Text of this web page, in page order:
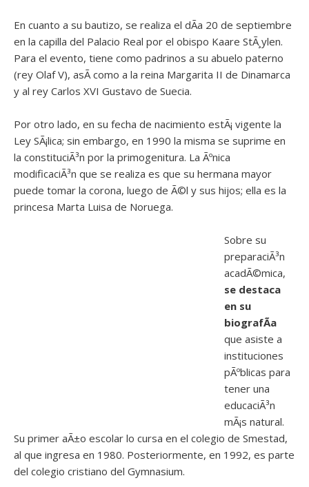
En cuanto a su bautizo, se realiza el dÃ­a 20 de septiembre
en la capilla del Palacio Real por el obispo Kaare StÃ¸ylen.
Para el evento, tiene como padrinos a su abuelo paterno
(rey Olaf V), asÃ­ como a la reina Margarita II de Dinamarca
y al rey Carlos XVI Gustavo de Suecia.
Por otro lado, en su fecha de nacimiento estÃ¡ vigente la
Ley SÃ¡lica; sin embargo, en 1990 la misma se suprime en
la constituciÃ³n por la primogenitura. La Ãºnica
modificaciÃ³n que se realiza es que su hermana mayor
puede tomar la corona, luego de Ã©l y sus hijos; ella es la
princesa Marta Luisa de Noruega.
Sobre su
preparaciÃ³n
acadÃ©mica,
se destaca
en su
biografÃ­a
que asiste a
instituciones
pÃºblicas para
tener una
educaciÃ³n
mÃ¡s natural.
Su primer aÃ±o escolar lo cursa en el colegio de Smestad,
al que ingresa en 1980. Posteriormente, en 1992, es parte
del colegio cristiano del Gymnasium.